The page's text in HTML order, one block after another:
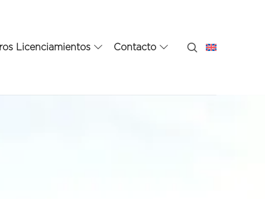
Licenciamientos Contacto